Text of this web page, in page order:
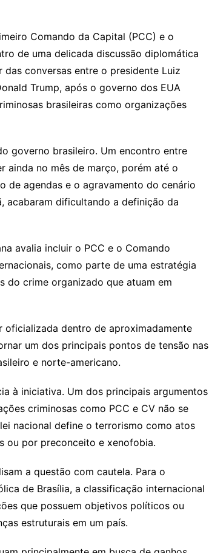
Comando da Capital (PCC) e o
de uma delicada discussão diplomática
conversas entre o presidente Luiz
Trump, após o governo dos EUA
brasileiras como organizações
governo brasileiro. Um encontro entre
ainda no mês de março, porém até o
de agendas e o agravamento do cenário
acabaram dificultando a definição da
avalia incluir o PCC e o Comando
como parte de uma estratégia
do crime organizado que atuam em
dentro de aproximadamente
um dos principais pontos de tensão nas
e norte-americano.
à iniciativa. Um dos principais argumentos
criminosas como PCC e CV não se
nacional define o terrorismo como atos
ou por preconceito e xenofobia.
a questão com cautela. Para o
de Brasília, a classificação internacional
que possuem objetivos políticos ou
estruturais em um país.